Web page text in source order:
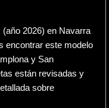
2026) en Navarra
encontrar este modelo
y San
están revisadas y
sobre